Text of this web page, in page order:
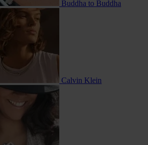
Buddha to Buddha
Calvin Klein